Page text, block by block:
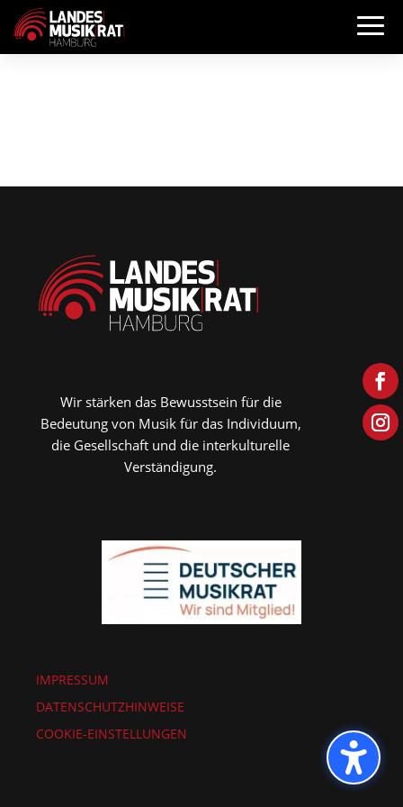
Wir stärken das Bewusstsein für die
Bedeutung von Musik für das Individuum,
die Gesellschaft und die interkulturelle
Verständigung.
IMPRESSUM
DATENSCHUTZHINWEISE
COOKIE-EINSTELLUNGEN